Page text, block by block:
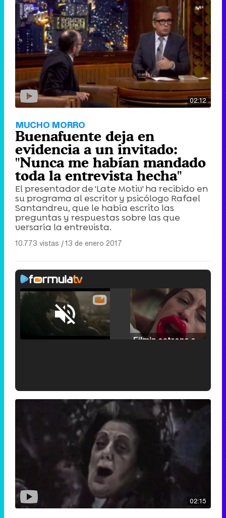
02:12
MUCHO MORRO
Buenafuente deja en
evidencia a un invitado:
"Nunca me habían mandado
toda la entrevista hecha"
El presentador de 'Late Motiv' ha recibido en
su programa al escritor y psicólogo Rafael
Santandreu, que le había escrito las
preguntas y respuestas sobre las que
versaría la entrevista.
10.773 vistas |13 de enero 2017
Unmute /
Loaded :
'120 Minutos' celebra sus 2.000 programas en Telemadrid con un vídeo del día a día en la redacción
02:15